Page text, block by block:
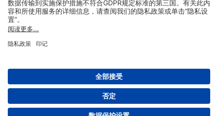
关于我们
设置
版权 2004- 2026 Fraport AG - Frankfurt Airport Services Worldwide